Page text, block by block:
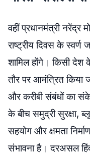
वहीं प्रधानमंत्री नरेंद्र
राष्ट्रीय दिवस के
शामिल होंगे। किसी देश
तौर पर आमंत्रित किया
और करीबी संबंधों का
के बीच समुद्री सुरक्षा,
सहयोग और क्षमता
संभावना है। दरअसल